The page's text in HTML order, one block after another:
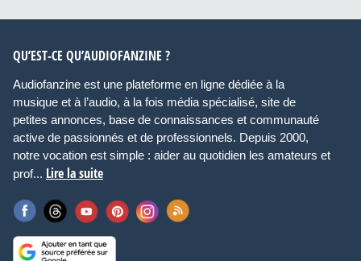
QU’EST-CE QU’AUDIOFANZINE ?
Audiofanzine est une plateforme en ligne dédiée à la
musique et à l’audio, à la fois média spécialisé, site de
petites annonces, base de connaissances et communauté
active de passionnés et de professionnels. Depuis 2000,
notre vocation est simple : aider au quotidien les amateurs et
prof... Lire la suite